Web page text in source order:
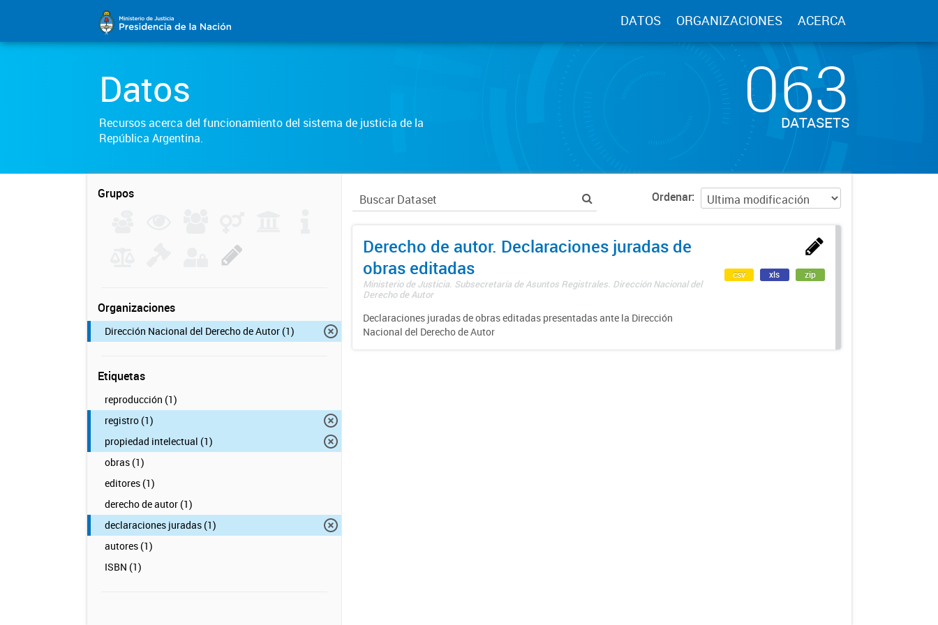
DATOS ORGANIZACIONES ACERCA
Datos
Recursos acerca del funcionamiento del sistema de justicia de la
República Argentina.
063
DATASETS
Grupos
Organizaciones
Dirección Nacional del Derecho de Autor (1)
Etiquetas
reproducción (1)
registro (1)
propiedad intelectual (1)
obras (1)
editores (1)
derecho de autor (1)
declaraciones juradas (1)
autores (1)
ISBN (1)
Ordenar
Derecho de autor. Declaraciones juradas de
obras editadas
Ministerio de Justicia. Subsecretaría de Asuntos Registrales. Dirección Nacional del
Derecho de Autor
Declaraciones juradas de obras editadas presentadas ante la Dirección
Nacional del Derecho de Autor
csv xls zip